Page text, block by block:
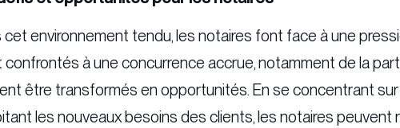
cet environnement tendu, les notaires font face à une
à une concurrence accrue, notamment de la
être transformés en opportunités. En se concentrant
les nouveaux besoins des clients, les notaires peuvent